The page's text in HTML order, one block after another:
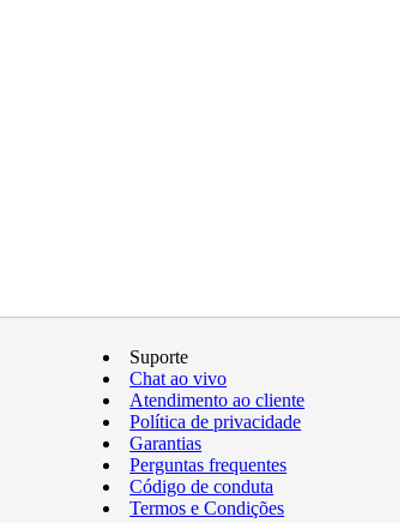
Suporte
Chat ao vivo
Atendimento ao cliente
Política de privacidade
Garantias
Perguntas frequentes
Código de conduta
Termos e Condições